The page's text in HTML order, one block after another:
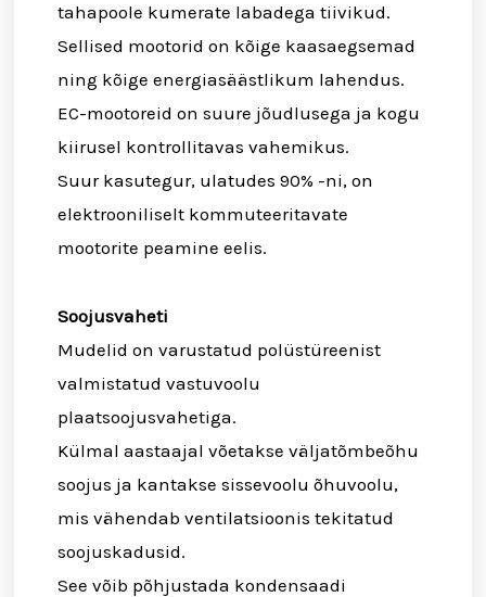
tahapoole kumerate labadega tiivikud.
Sellised mootorid on kõige kaasaegsemad
ning kõige energiasäästlikum lahendus.
EC-mootoreid on suure jõudlusega ja kogu
kiirusel kontrollitavas vahemikus.
Suur kasutegur, ulatudes 90% -ni, on
elektrooniliselt kommuteeritavate
mootorite peamine eelis.
Soojusvaheti
Mudelid on varustatud polüstüreenist
valmistatud vastuvoolu
plaatsoojusvahetiga.
Külmal aastaajal võetakse väljatõmbeõhu
soojus ja kantakse sissevoolu õhuvoolu,
mis vähendab ventilatsioonis tekitatud
soojuskadusid.
See võib põhjustada kondensaadi